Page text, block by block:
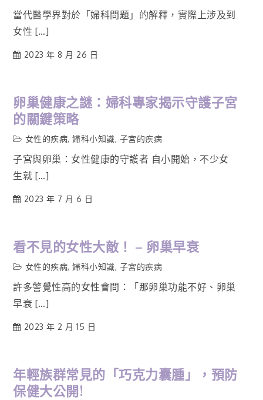
當代醫學界對於「婦科問題」的解釋，實際上涉及到
女性 […]
2023 年 8 月 26 日
卵巢健康之謎：婦科專家揭示守護子宮
的關鍵策略
女性的疾病,婦科小知識, 子宮的疾病
子宮與卵巢：女性健康的守護者 自小開始，不少女
生就 […]
2023 年 7 月 6 日
看不見的女性大敵！ – 卵巢早衰
女性的疾病,婦科小知識, 子宮的疾病
許多警覺性高的女性會問：「那卵巢功能不好、卵巢
早衰 […]
2023 年 2 月 15 日
年輕族群常見的「巧克力囊腫」，預防
保健大公開!